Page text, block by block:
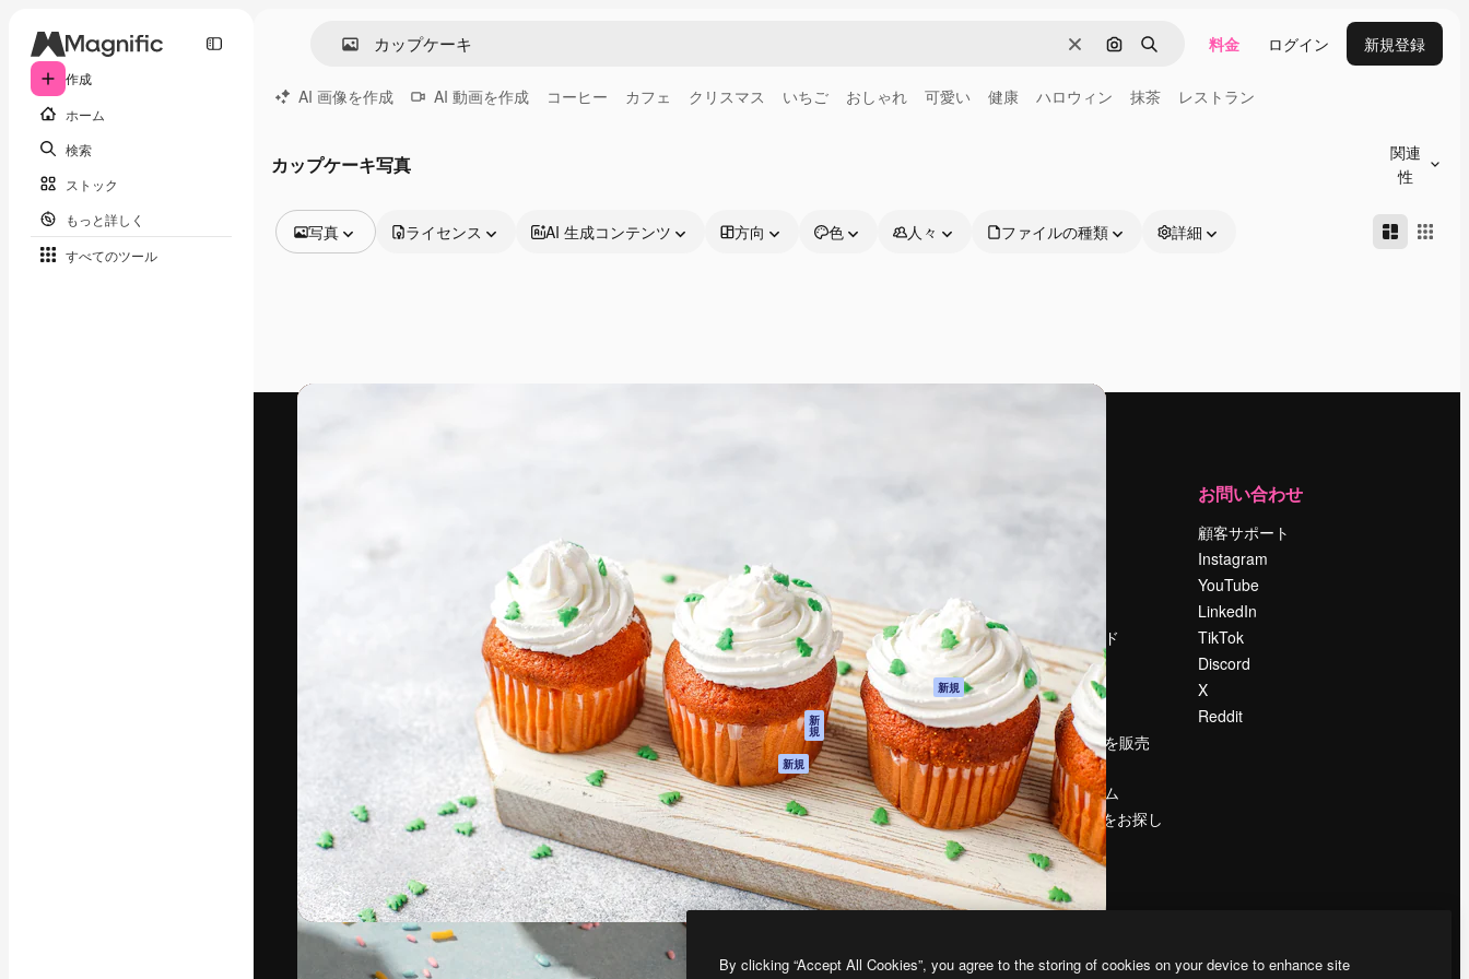
作成
ホーム
検索
ストック
もっと詳しく
すべてのツール
消去 画像で検索
検索 料金 ログイン 新規登録
AI 画像を作成 AI 動画を作成 コーヒー カフェ クリスマス いちご おしゃれ 可愛い 健康 ハロウィン 抹茶 レストラン
カップケーキ写真
関連
性
写真
動画
ライセンス AI 生成コンテンツ 方向 色 人々 ファイルの種類 詳細
ットフォーム。クリエイター、企業、代理
店、スタジオを含む100万人以上が利用して
AI 画像生成ツール
AI 動画生成ツール
AI 音声合成ツール
ストックコンテン
ツ
Claude/ChatGPT
向けMCP
新
規
エージェント 新規
API
モバイルアプリ
すべてのMagnificツ
ール
利用規約
プライバシーポリ
シー
オリジナル
新規
クッキーポリシー
トラストセンター
アフィリエイト
法人向け
検索トレンド
ブログ
イベント
Slidesgo
コンテンツを販売
する
プレスルーム
magnific.aiをお探し
ですか？
お問い合わせ
顧客サポート
Instagram
YouTube
LinkedIn
TikTok
Discord
X
Reddit
Copyright © 2010- 2026Freepik Company S.L.U. 無断複写・転載を禁じます
By clicking “Accept All Cookies”, you agree to the storing of cookies on your device to enhance site